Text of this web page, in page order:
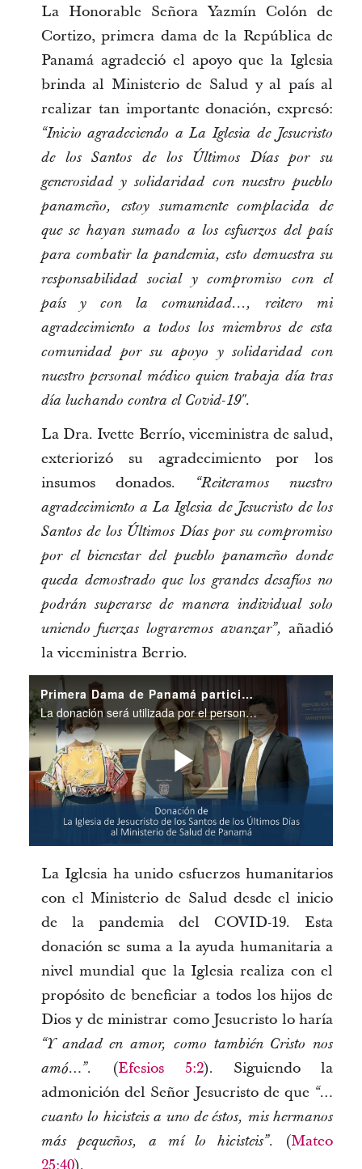
La Honorable Señora Yazmín Colón de
Cortizo, primera dama de la República de
Panamá agradeció el apoyo que la Iglesia
brinda al Ministerio de Salud y al país al
realizar tan importante donación, expresó:
“Inicio agradeciendo a La Iglesia de Jesucristo
de los Santos de los Últimos Días por su
generosidad y solidaridad con nuestro pueblo
panameño, estoy sumamente complacida de
que se hayan sumado a los esfuerzos del país
para combatir la pandemia, esto demuestra su
responsabilidad social y compromiso con el
país y con la comunidad..., reitero mi
agradecimiento a todos los miembros de esta
comunidad por su apoyo y solidaridad con
nuestro personal médico quien trabaja día tras
día luchando contra el Covid-19".
La Dra. Ivette Berrío, viceministra de salud,
exteriorizó su agradecimiento por los
insumos donados.
“Reiteramos nuestro
agradecimiento a La Iglesia de Jesucristo de los
Santos de los Últimos Días por su compromiso
por el bienestar del pueblo panameño donde
queda demostrado que los grandes desafíos no
podrán superarse de manera individual solo
uniendo fuerzas lograremos avanzar”,añadió
la viceministra Berrio.
Primera Dama de Panamá participó en la donación de suministros de bioseguridad
La donación será utilizada por el personal de salud y pacientes de Covid-1 del Hospital Nicolas A. Solano.
Play
Video
La Iglesia ha unido esfuerzos humanitarios
con el Ministerio de Salud desde el inicio
de la pandemia del COVID-19. Esta
donación se suma a la ayuda humanitaria a
nivel mundial que la Iglesia realiza con el
propósito de beneficiar a todos los hijos de
Dios y de ministrar como Jesucristo lo haría
“Y andad en amor, como también Cristo nos
amó…”. (Efesios 5:2). Siguiendo la
admonición del Señor Jesucristo de que “…
cuanto lo hicisteis a uno de éstos, mis hermanos
más pequeños, a mí lo hicisteis”.
(Mateo